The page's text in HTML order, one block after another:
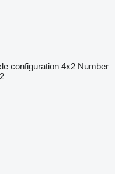
configuration 4x2 Number
2